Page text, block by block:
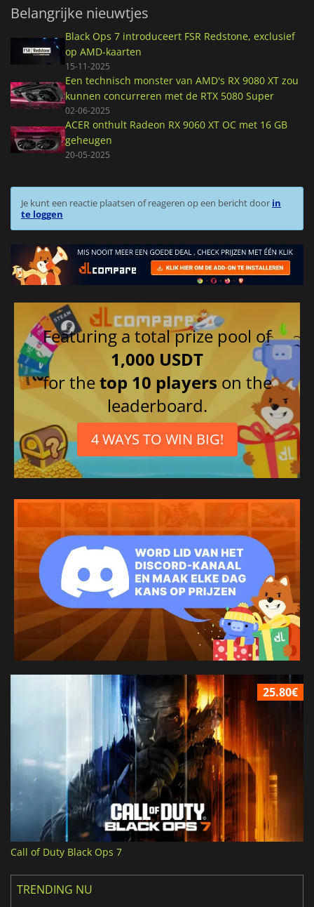
Belangrijke nieuwtjes
Black Ops 7 introduceert FSR Redstone, exclusief
op AMD-kaarten
15-11-2025
Een technisch monster van AMD's RX 9080 XT zou
kunnen concurreren met de RTX 5080 Super
02-06-2025
ACER onthult Radeon RX 9060 XT OC met 16 GB
geheugen
20-05-2025
Je kunt een reactie plaatsen of reageren op een bericht door in
te loggen
Featuring a total prize pool of
1,000 USDT
for thetop 10 players on the
leaderboard.
4 WAYS TO WIN BIG!
25.80€
Call of Duty Black Ops 7
TRENDING NU